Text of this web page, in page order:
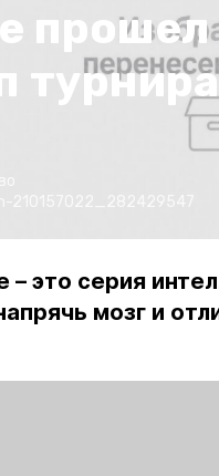
прошел
– это серия
мозг и